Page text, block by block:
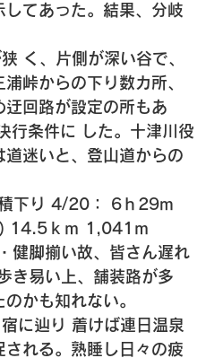
てあった。結果、分岐
く、片側が深い谷で、
峠からの下り数カ所、
回路が設定の所もあ
行条件に した。十津川役
迷いと、登山道からの
下り 4/20： 6ｈ29m
14.5ｋｍ 1,041ｍ
脚揃い故、皆さん遅れ
き易い上、舗装路が多
かも知れない。
に辿り 着けば連日温泉
れる。熟睡し日々の疲